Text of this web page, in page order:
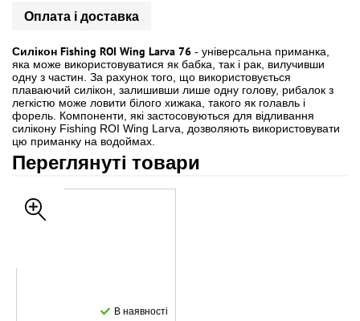
Оплата і доставка
Силікон Fishing ROI Wing Larva 76 - універсальна приманка,
яка може використовуватися як бабка, так і рак, вилучивши
одну з частин. За рахунок того, що використовується
плаваючий силікон, залишивши лише одну голову, рибалок з
легкістю може ловити білого хижака, такого як голавль і
форель. Компоненти, які застосовуються для відливання
силікону Fishing ROI Wing Larva, дозволяють використовувати
цю приманку на водоймах.
Переглянуті товари
В наявності